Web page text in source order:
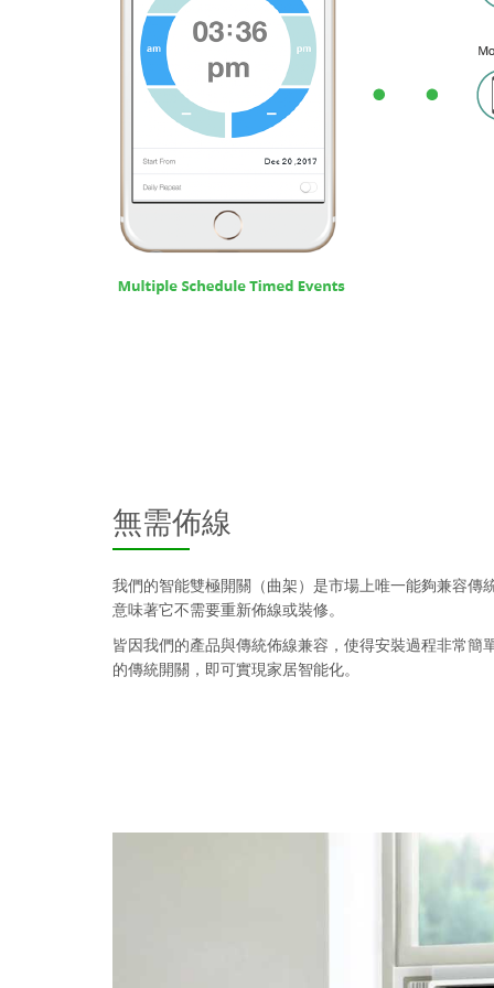
無需佈線
我們的智能雙極開關（曲架）是市場上唯一能夠兼容傳
意味著它不需要重新佈線或裝修。
皆因我們的產品與傳統佈線兼容，使得安裝過程非常簡
的傳統開關，即可實現家居智能化。